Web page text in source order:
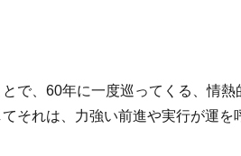
で、60年に一度巡ってくる、情熱
それは、力強い前進や実行が運を